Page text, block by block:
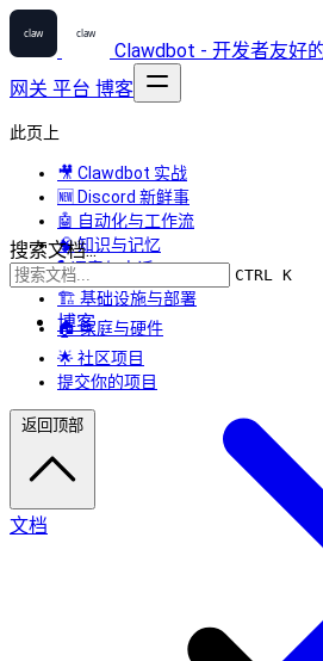
Clawdbot - 开发者友好
网关 平台 博客
搜索文档...
CTRL K
博客
此页上
🎥 Clawdbot 实战
🆕 Discord 新鲜事
🤖 自动化与工作流
🧠 知识与记忆
🎙️ 语音与电话
🏗️ 基础设施与部署
🏠 家庭与硬件
🌟 社区项目
提交你的项目
返回顶部
文档